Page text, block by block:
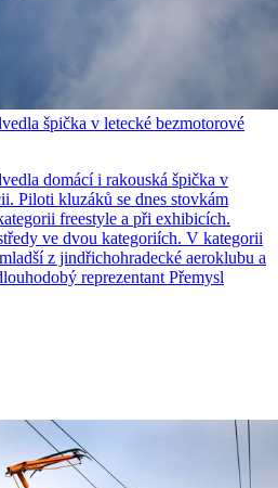
špička v letecké bezmotorové
domácí i rakouská špička v
Piloti kluzáků se dnes stovkám
freestyle a při exhibicích.
ve dvou kategoriích. V kategorii
z jindřichohradecké aeroklubu a
reprezentant Přemysl